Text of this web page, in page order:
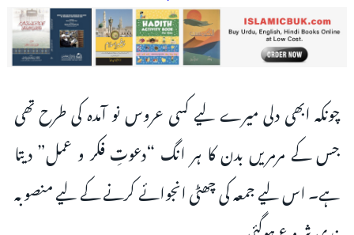
چونکہ ابھی دلی میرے لیے کسی عروس نو آمدہ کی طرح تھی
جس کے مرمریں بدن کا ہر انگ “دعوتِ فکر و عمل” دیتا
ہے۔ اس لیے جمعہ کی چھٹی انجوائے کرنے کے لیے منصوبہ